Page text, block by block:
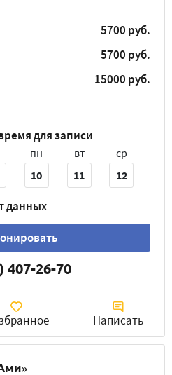
5700 руб.
5700 руб.
15000 руб.
для записи
пн
10
вт
11
ср
12
данных
407-26-70
Написать